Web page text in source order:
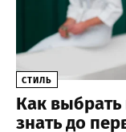
СТИЛЬ
Как выбрать
знать до